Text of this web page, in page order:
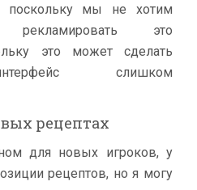
поскольку мы не хотим
это
это может сделать
слишком
рецептах
для новых игроков, у
рецептов, но я могу